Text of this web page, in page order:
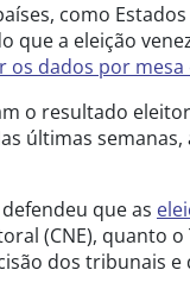
como
que a eleição
os dados por
o resultado
últimas
que as
(CNE), quanto
dos tribunais